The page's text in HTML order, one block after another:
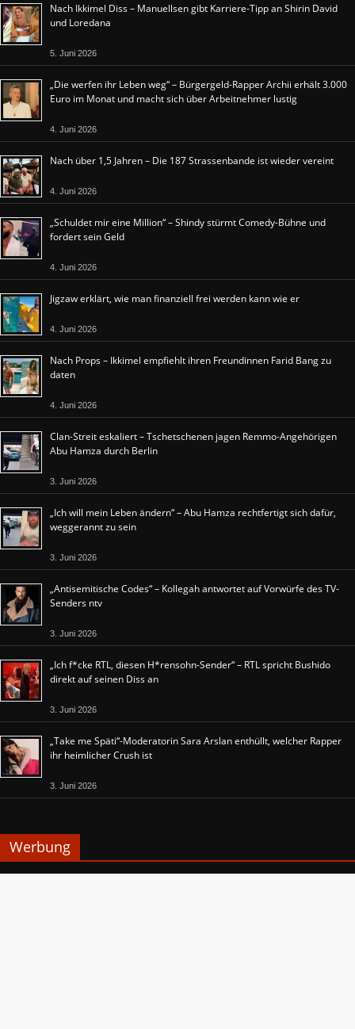
Nach Ikkimel Diss – Manuellsen gibt Karriere-Tipp an Shirin David
und Loredana
5. Juni 2026
„Die werfen ihr Leben weg“ – Bürgergeld-Rapper Archii erhält 3.000
Euro im Monat und macht sich über Arbeitnehmer lustig
4. Juni 2026
Nach über 1,5 Jahren – Die 187 Strassenbande ist wieder vereint
4. Juni 2026
„Schuldet mir eine Million“ – Shindy stürmt Comedy-Bühne und
fordert sein Geld
4. Juni 2026
Jigzaw erklärt, wie man finanziell frei werden kann wie er
4. Juni 2026
Nach Props – Ikkimel empfiehlt ihren Freundinnen Farid Bang zu
daten
4. Juni 2026
Clan-Streit eskaliert – Tschetschenen jagen Remmo-Angehörigen
Abu Hamza durch Berlin
3. Juni 2026
„Ich will mein Leben ändern“ – Abu Hamza rechtfertigt sich dafür,
weggerannt zu sein
3. Juni 2026
„Antisemitische Codes“ – Kollegah antwortet auf Vorwürfe des TV-
Senders ntv
3. Juni 2026
„Ich f*cke RTL, diesen H*rensohn-Sender“ – RTL spricht Bushido
direkt auf seinen Diss an
3. Juni 2026
„Take me Späti“-Moderatorin Sara Arslan enthüllt, welcher Rapper
ihr heimlicher Crush ist
3. Juni 2026
Werbung